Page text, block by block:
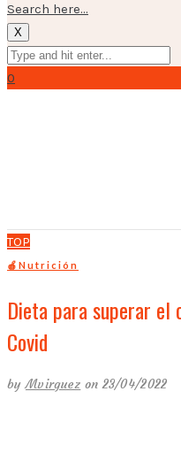
Search here...
X
0
TOP
🍎Nutrición
Dieta para superar el
Covid
byMvirguez on 23/04/2022